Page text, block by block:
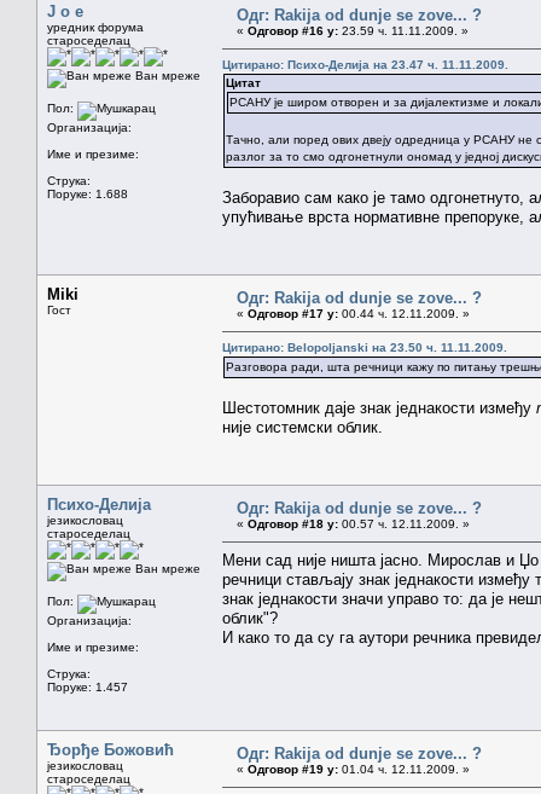
J o e
уредник форума
староседелац
Ван мреже
Пол:
Организација:
Име и презиме:
Струка:
Поруке: 1.688
Одг: Rakija od dunje se zove... ?
« Одговор #16 у: 23.59 ч. 11.11.2009. »
Цитирано: Психо-Делија на 23.47 ч. 11.11.2009.
Цитат
РСАНУ је широм отворен и за дијалектизме и
Тачно, али поред ових двеју одредница у РСАНУ не
разлог за то смо одгонетнули ономад у једној
Заборавио сам како је тамо
упућивање врста нормативне препоруке,
Miki
Гост
Одг: Rakija od dunje se zove... ?
« Одговор #17 у: 00.44 ч. 12.11.2009. »
Цитирано: Belopoljanski на 23.50 ч. 11.11.2009.
Разговора ради, шта речници кажу по питању
Шестотомник даје знак једнакости између
није системски облик.
Психо-Делија
језикословац
староседелац
Ван мреже
Пол:
Организација:
Име и презиме:
Струка:
Поруке: 1.457
Одг: Rakija od dunje se zove... ?
« Одговор #18 у: 00.57 ч. 12.11.2009. »
Мени сад није ништа јасно. Мирослав и
речници стављају знак једнакости
знак једнакости значи управо то: да је
облик"?
И како то да су га аутори речника
Ђорђе Божовић
језикословац
староседелац
Одг: Rakija od dunje se zove... ?
« Одговор #19 у: 01.04 ч. 12.11.2009. »